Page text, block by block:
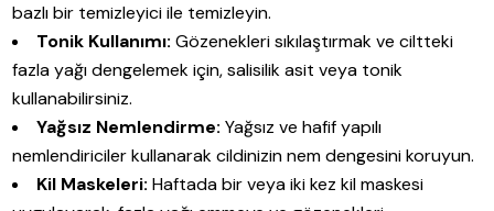
bazlı bir temizleyici ile temizleyin.
Tonik Kullanımı: Gözenekleri sıkılaştırmak ve ciltteki
fazla yağı dengelemek için, salisilik asit veya tonik
kullanabilirsiniz.
Yağsız Nemlendirme: Yağsız ve hafif yapılı
nemlendiriciler kullanarak cildinizin nem dengesini koruyun.
Kil Maskeleri: Haftada bir veya iki kez kil maskesi